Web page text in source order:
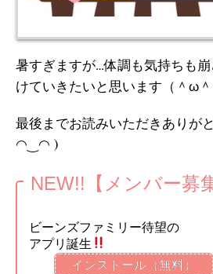
暑すぎますが…体調も気持ちも
けていきたいと思います（＾ω＾
最後までお読みいただきありが
◠‿◠ )
NEW!!【メンバー募
ビーンズファミリー待望の
アプリ誕生
インストール（無料）